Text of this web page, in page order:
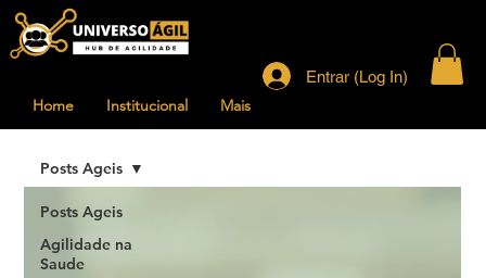
Home Institucional Mais
Entrar (Log In)
Posts Ageis
Agilidade na
Saude
Posts Ageis